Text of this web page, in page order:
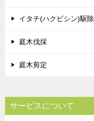
イタチ(ハクビシン)駆除
庭木伐採
庭木剪定
サービスについて